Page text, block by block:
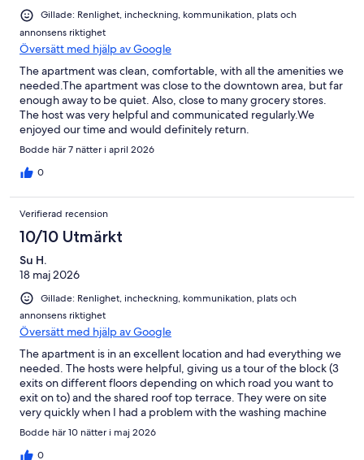
Gillade: Renlighet, incheckning, kommunikation, plats och
annonsens riktighet
Översätt med hjälp av Google
The apartment was clean, comfortable, with all the amenities we
needed.The apartment was close to the downtown area, but far
enough away to be quiet. Also, close to many grocery stores.
The host was very helpful and communicated regularly.We
enjoyed our time and would definitely return.
Bodde här 7 nätter i april 2026
0
Verifierad recension
10/10 Utmärkt
Su H.
18 maj 2026
Gillade: Renlighet, incheckning, kommunikation, plats och
annonsens riktighet
Översätt med hjälp av Google
The apartment is in an excellent location and had everything we
needed. The hosts were helpful, giving us a tour of the block (3
exits on different floors depending on which road you want to
exit on to) and the shared roof top terrace. They were on site
very quickly when I had a problem with the washing machine
(not a problem with the machine; I hadn't shut the door firmly
Bodde här 10 nätter i maj 2026
0